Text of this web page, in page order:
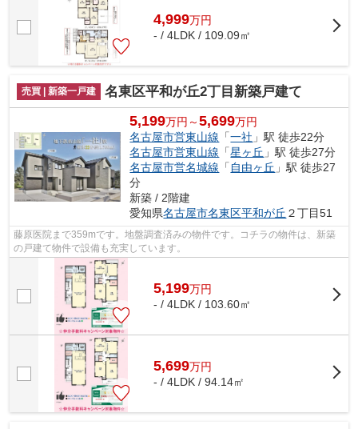
4,999万円
- / 4LDK / 109.09㎡
売買 | 新築一戸建 名東区平和が丘2丁目新築戸建て
5,199万円～5,699万円
名古屋市営東山線 「一社 」駅 徒歩22分
名古屋市営東山線 「星ヶ丘 」駅 徒歩27分
名古屋市営名城線 「 自由ヶ丘 」駅 徒歩27
分
新築 / 2階建
愛知県名古屋市名東区平和が丘 ２丁目51
藤原医院まで359mです。地盤調査済みの物件です。コチラの物件は、新築
の戸建て物件で設備も充実しています。
5,199万円
- / 4LDK / 103.60㎡
5,699万円
- / 4LDK / 94.14㎡